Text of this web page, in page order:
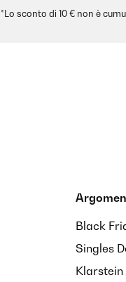
*Lo sconto di 10 € non è
Black
Singles